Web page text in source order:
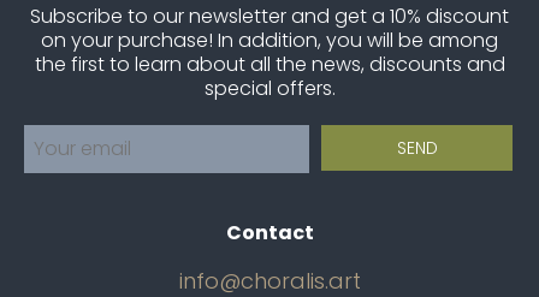
Subscribe to our newsletter and get a 10% discount
on your purchase! In addition, you will be among
the first to learn about all the news, discounts and
special offers.
Contact
info@choralis.art